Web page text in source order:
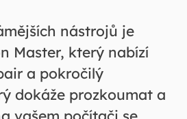
nástrojů je
Master, který nabízí
a pokročilý
dokáže prozkoumat a
vašem počítači se